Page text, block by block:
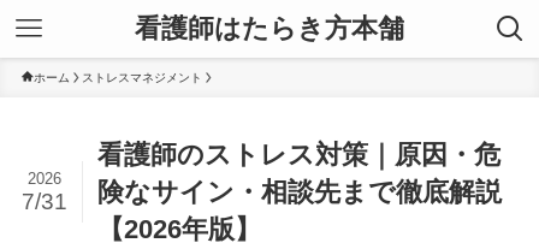
看護師はたらき方本舗
ホーム ストレスマネジメント
看護師のストレス対策｜原因・危
険なサイン・相談先まで徹底解説
【2026年版】
2026
7/31